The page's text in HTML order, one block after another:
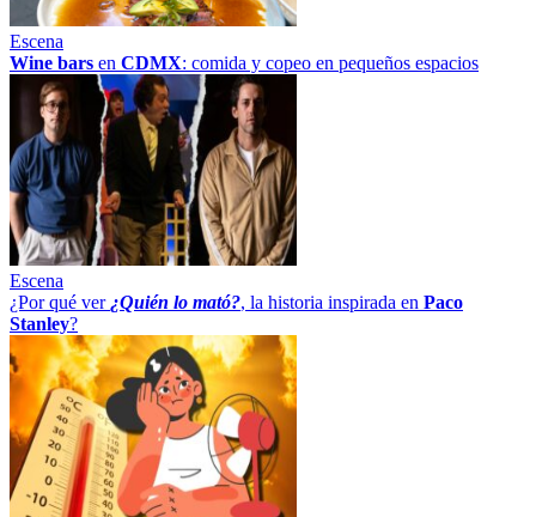
Escena
Wine bars en CDMX: comida y copeo en pequeños espacios
Escena
¿Por qué ver ¿Quién lo mató?, la historia inspirada en Paco
Stanley?